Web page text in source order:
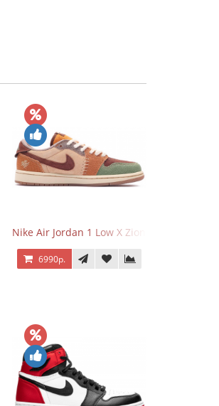
Nike Air Jordan 1 Low X Zion Williamson
6990р.